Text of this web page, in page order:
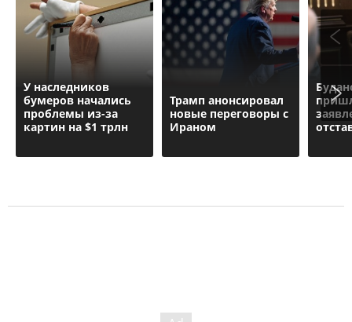
У наследников
бумеров начались
проблемы из-за
картин на $1 трлн
Трамп анонсировал
новые переговоры с
Ираном